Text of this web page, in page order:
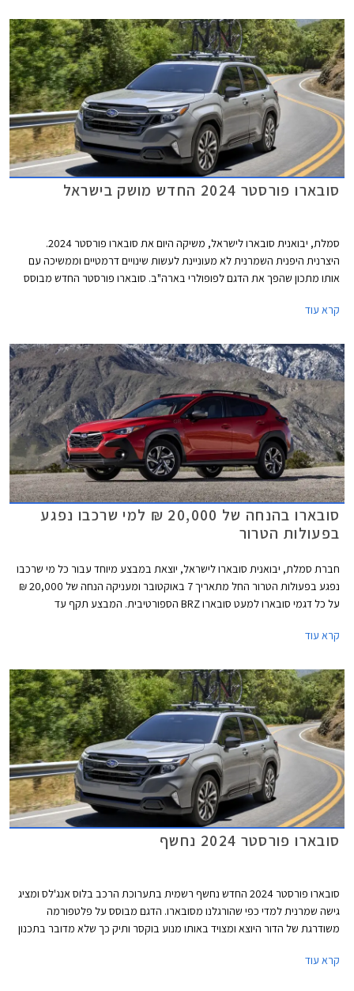
סובארו פורסטר 2024 החדש מושק בישראל
סמלת, יבואנית סובארו לישראל, משיקה היום את סובארו פורסטר 2024.
היצרנית היפנית השמרנית לא מעוניינת לעשות שינויים דרמטיים וממשיכה עם
אותו מתכון שהפך את הדגם לפופולרי בארה"ב. סובארו פורסטר החדש מבוסס
2.5 ליטרים אך העיצוב חדש, רשימת האבזור שופרה ומערכות הבטיחות שודרגו.
קרא עוד
סובארו בהנחה של 20,000 ₪ למי שרכבו נפגע
בפעולות הטרור
חברת סמלת, יבואנית סובארו לישראל, יוצאת במבצע מיוחד עבור כל מי שרכבו
נפגע בפעולות הטרור החל מתאריך 7 באוקטובר ומעניקה הנחה של 20,000 ₪
על כל דגמי סובארו למעט סובארו BRZ הספורטיבית. המבצע תקף עד
כנפגע מס רכוש בעקבות מלחמת חרבות ברזל, ושמחזיקים באישור לכך.
קרא עוד
סובארו פורסטר 2024 נחשף
סובארו פורסטר 2024 החדש נחשף רשמית בתערוכת הרכב בלוס אנג'לס ומציג
גישה שמרנית למדי כפי שהורגלנו מסובארו. הדגם מבוסס על פלטפורמה
משודרגת של הדור היוצא ומצויד באותו מנוע בוקסר ותיק כך שלא מדובר בתכנון
הבטיחות שודרגו. עוד מבטיחה סובארו כי גרסה היברידית תגיע בהמשך.
קרא עוד